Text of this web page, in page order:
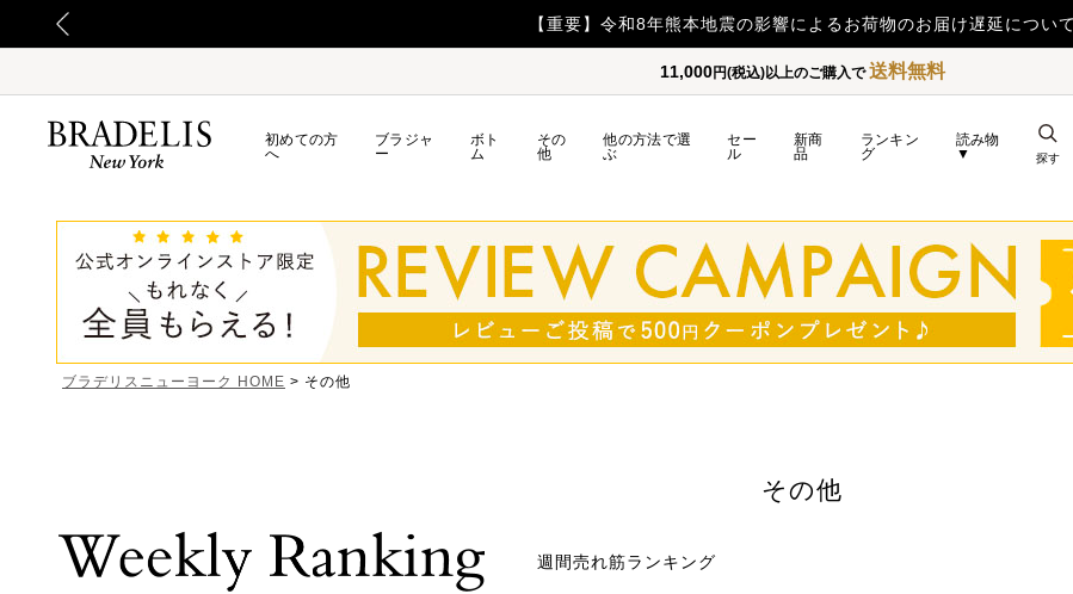
【毎日更新】BRADELIS BEST SELLER
11,000円(税込)以上のご購入で送料無料
初めての方
へ
ブラジャ
ー
ボト
ム
その
他
他の方法で選
ぶ
セー
ル
新商
品
ランキン
グ
読み物
▼
探す
ブラデリスニューヨーク HOME その他
その他
週間売れ筋ランキング